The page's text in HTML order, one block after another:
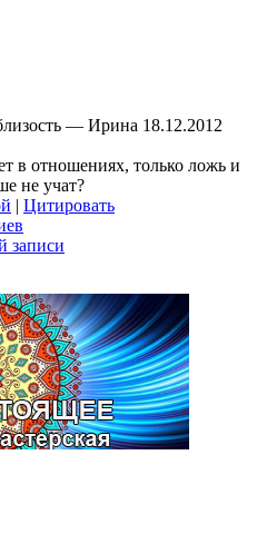
— Ирина 18.12.2012
в отношениях, только ложь и
не учат?
| Цитировать
записи